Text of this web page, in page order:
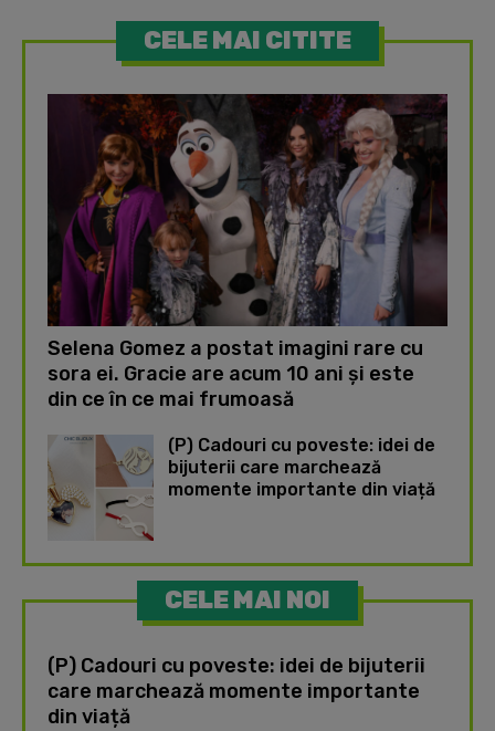
CELE MAI CITITE
Selena Gomez a postat imagini rare cu
sora ei. Gracie are acum 10 ani și este
din ce în ce mai frumoasă
(P) Cadouri cu poveste: idei de
bijuterii care marchează
momente importante din viață
CELE MAI NOI
(P) Cadouri cu poveste: idei de bijuterii
care marchează momente importante
din viață